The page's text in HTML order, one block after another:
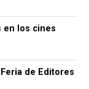
en los cines
de Editores